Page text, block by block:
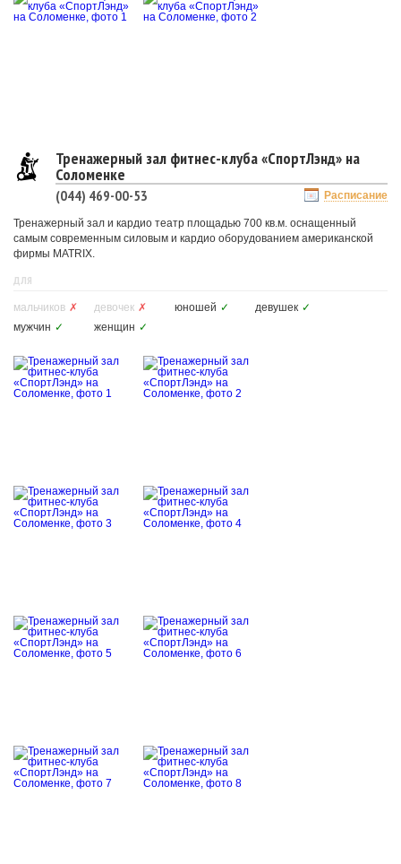
Тренажерный зал фитнес-клуба «СпортЛэнд» на
Соломенке
Расписание
(044) 469-00-53
Тренажерный зал и кардио театр площадью 700 кв.м. оснащенный
самым современным силовым и кардио оборудованием американской
фирмы MATRIX.
ДЛЯ
мальчиков ✗ девочек ✗ юношей ✓ девушек ✓
мужчин ✓ женщин ✓